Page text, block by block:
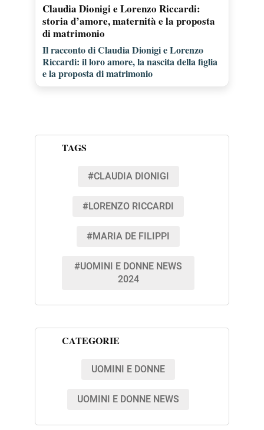
Claudia Dionigi e Lorenzo Riccardi:
storia d’amore, maternità e la proposta
di matrimonio
Il racconto di Claudia Dionigi e Lorenzo
Riccardi: il loro amore, la nascita della figlia
e la proposta di matrimonio
TAGS
#CLAUDIA DIONIGI
#LORENZO RICCARDI
#MARIA DE FILIPPI
#UOMINI E DONNE NEWS
2024
CATEGORIE
UOMINI E DONNE
UOMINI E DONNE NEWS